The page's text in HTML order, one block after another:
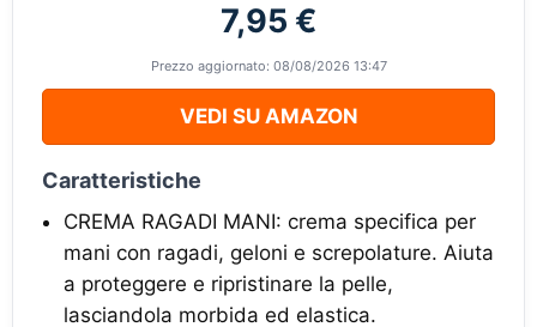
7,95 €
Prezzo aggiornato: 08/08/2026 13:47
VEDI SU AMAZON
Caratteristiche
CREMA RAGADI MANI: crema specifica per
mani con ragadi, geloni e screpolature. Aiuta
a proteggere e ripristinare la pelle,
lasciandola morbida ed elastica.